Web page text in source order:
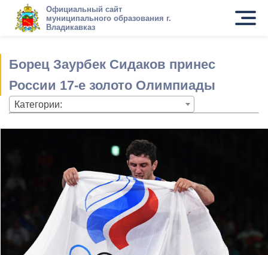
Официальный сайт
муниципального образования г.
Владикавказ
Борец Заурбек Сидаков принес
России 17-е золото Олимпиады
Категории: